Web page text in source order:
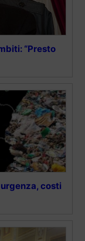
“Presto
urgenza, costi